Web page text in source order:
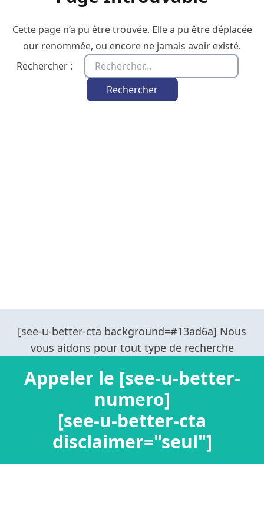
Cette page n’a pu être trouvée. Elle a pu être déplacée
our renommée, ou encore ne jamais avoir existé.
Rechercher :
Appeler le [see-u-better-
numero]
[see-u-better-cta
disclaimer="seul"]